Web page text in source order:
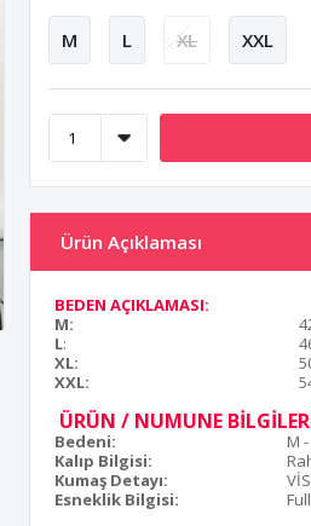
M L XL XXL
Ürün Açıklaması
BEDEN AÇIKLAMASI:
M:
L:
XL:
XXL:
ÜRÜN / NUMUNE
Bedeni:
M
Kalıp Bilgisi:
Kumaş Detayı:
Esneklik Bilgisi: